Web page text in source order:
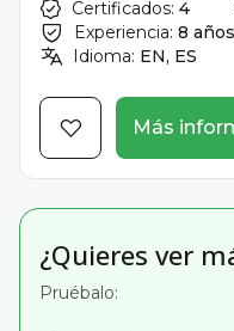
Certificados: 4
Experiencia: 8 años
Idioma: EN, ES
Más
¿Quieres ver
Pruébalo: